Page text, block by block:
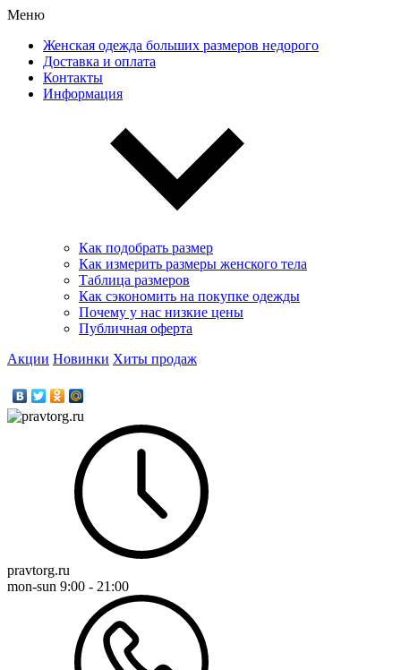
Меню
Женская одежда больших размеров недорого
Доставка и оплата
Контакты
Информация
Как подобрать размер
Как измерить размеры женского тела
Таблица размеров
Как сэкономить на покупке одежды
Почему у нас низкие цены
Публичная оферта
Акции Новинки Хиты продаж
pravtorg.ru
mon-sun 9:00 - 21:00